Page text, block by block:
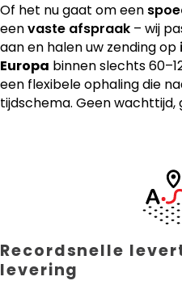
Of het nu gaat om een
eenvaste afspraak – wij
aan en halen uw zending op
Europa binnen slechts
een flexibele ophaling die
tijdschema. Geen
Recordsnelle
levering